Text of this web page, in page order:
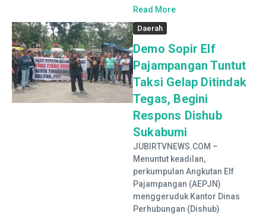
Read More
Daerah
Demo Sopir Elf
Pajampangan Tuntut
Taksi Gelap Ditindak
Tegas, Begini
Respons Dishub
Sukabumi
JUBIRTVNEWS.COM –
Menuntut keadilan,
perkumpulan Angkutan Elf
Pajampangan (AEPJN)
menggeruduk Kantor Dinas
Perhubungan (Dishub)